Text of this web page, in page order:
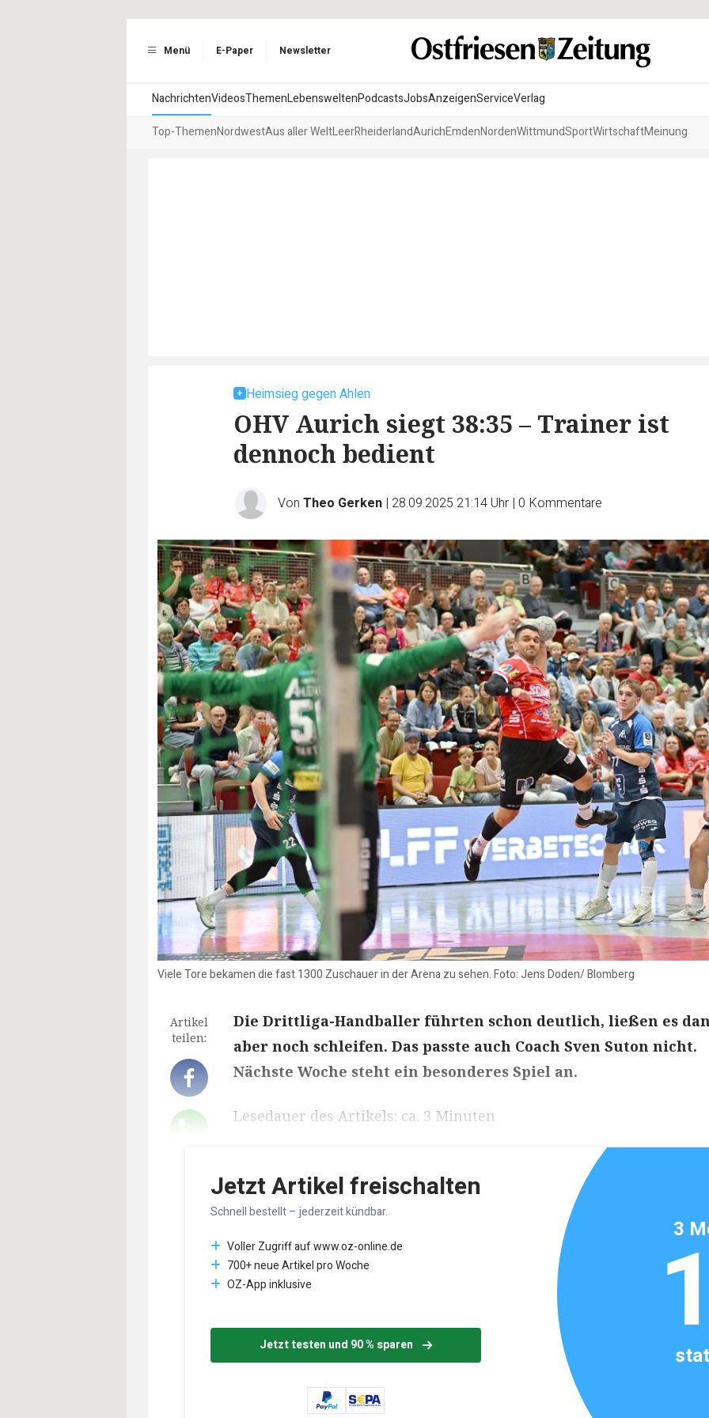
Menü E-Paper Newsletter
NachrichtenVideosThemenLebensweltenPodcastsJobsAnzeigenServiceVerlag
Top-ThemenNordwestAus aller WeltLeerRheiderlandAurichEmdenNordenWittmundSportWirtschaftMeinung
Heimsieg gegen Ahlen
OHV Aurich siegt 38:35 – Trainer ist
dennoch bedient
Von Theo Gerken | 28.09.2025 21:14 Uhr | 0 Kommentare
Viele Tore bekamen die fast 1300 Zuschauer in der Arena zu sehen. Foto: Jens Doden/ Blomberg
Artikel
teilen:
Die Drittliga-Handballer führten schon deutlich, ließen es
aber noch schleifen. Das passte auch Coach Sven Suton nicht.
Nächste Woche steht ein besonderes Spiel an.
Lesedauer des Artikels: ca. 3 Minuten
Jetzt Artikel freischalten
Schnell bestellt – jederzeit kündbar.
Voller Zugriff auf www.oz-online.de
700+ neue Artikel pro Woche
OZ-App inklusive
Jetzt testen und 90 % sparen
3